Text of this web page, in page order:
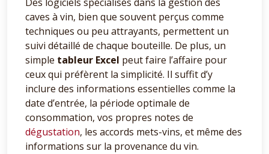
caves à vin, bien que souvent perçus comme
techniques ou peu attrayants, permettent un
suivi détaillé de chaque bouteille. De plus, un
simple tableur Excel peut faire l’affaire pour
ceux qui préfèrent la simplicité. Il suffit d’y
inclure des informations essentielles comme la
date d’entrée, la période optimale de
consommation, vos propres notes de
dégustation, les accords mets-vins, et même des
informations sur la provenance du vin.